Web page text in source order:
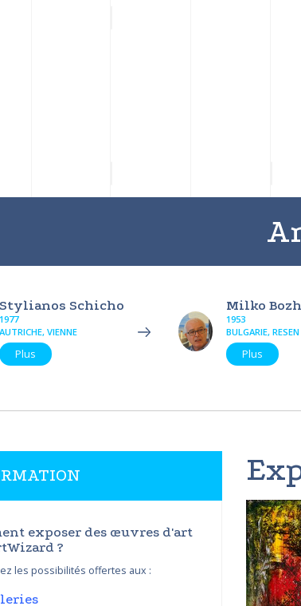
Stylianos Schicho
1977
AUTRICHE, VIENNE
Plus
Milko
1953
BULGARIE, RESEN
Plus
exposer des œuvres d'art
?
les possibilités offertes aux :